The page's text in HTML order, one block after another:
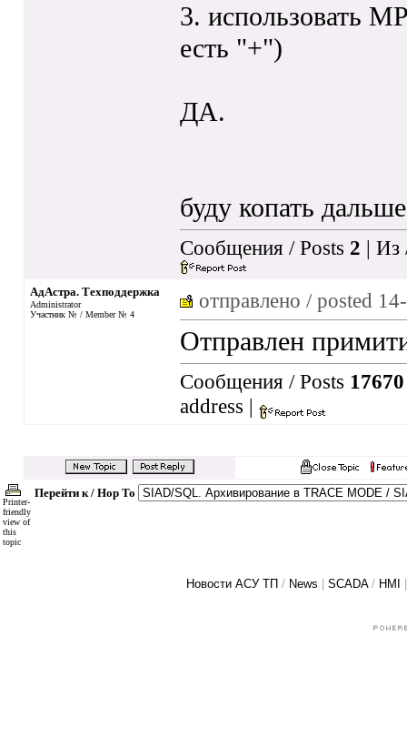
3. использовать
есть "+")
ДА.
буду копать дальше
Сообщения / Posts 2 | Из
АдАстра. Техподдержка
Administrator
Участник № / Member № 4
отправлено / posted
Отправлен
Сообщения / Posts 17670
address |
Printer-
friendly
view of
this
topic
Перейти к / Hop To
Новости АСУ ТП / News SCADA/ HMI